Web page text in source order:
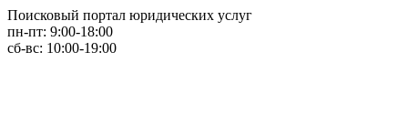
Поисковый портал юридических услуг
пн-пт: 9:00-18:00
сб-вс: 10:00-19:00